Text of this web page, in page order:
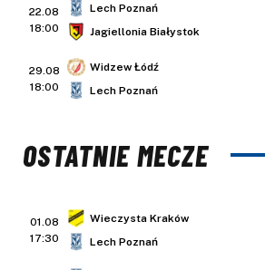
22.08
18:00
Lech Poznań
Jagiellonia Białystok
29.08
18:00
Widzew Łódź
Lech Poznań
OSTATNIE MECZE
01.08
17:30
Wieczysta Kraków
Lech Poznań